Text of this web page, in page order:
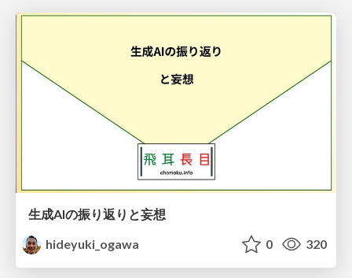
生成AIの振り返りと妄想
hideyuki_ogawa
0 320